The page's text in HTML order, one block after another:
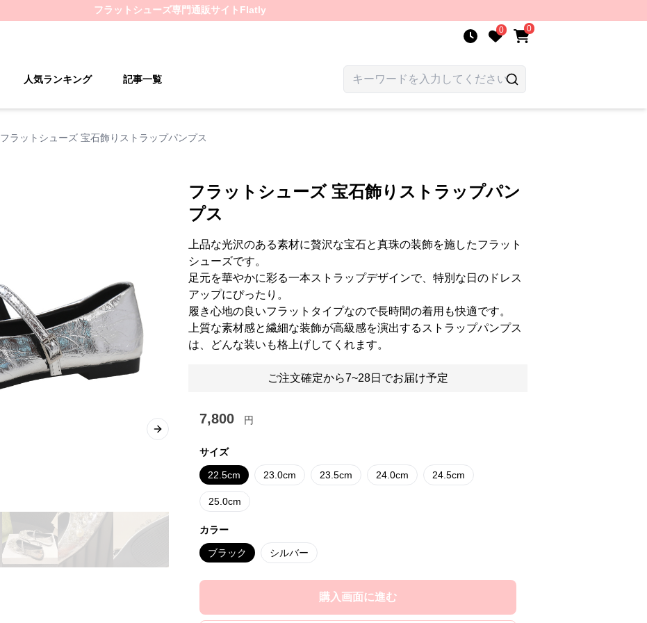
フラットシューズ専門通販サイト Flatly
0 0
人気ランキング 記事一覧
フラットシューズ 宝石飾りストラップパンプス
Next slide
フラットシューズ 宝石飾りストラップパン
プス
上品な光沢のある素材に贅沢な宝石と真珠の装飾を施したフラット
シューズです。
足元を華やかに彩る一本ストラップデザインで、特別な日のドレス
アップにぴったり。
履き心地の良いフラットタイプなので長時間の着用も快適です。
上質な素材感と繊細な装飾が高級感を演出するストラップパンプス
は、どんな装いも格上げしてくれます。
ご注文確定から7~28日でお届け予定
7,800 円
サイズ
22.5cm 23.0cm 23.5cm 24.0cm 24.5cm
25.0cm
カラー
ブラック シルバー
購入画面に進む